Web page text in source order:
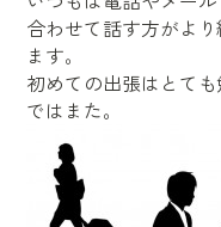
合わせて話す方がよ
ます。
初めての出張はとても
ではまた。